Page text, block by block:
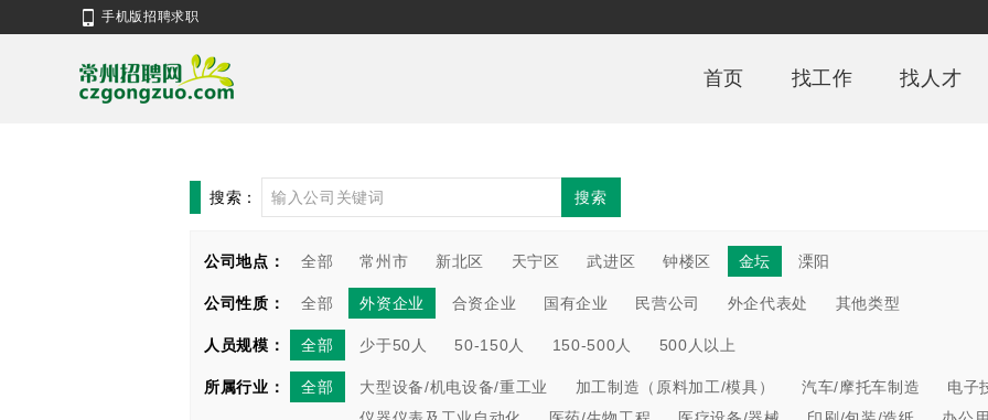
手机版招聘求职
首页 找工作 找人才
搜索： 搜索
公司地点： 全部 常州市 新北区 天宁区 武进区 钟楼区 金坛 溧阳
公司性质： 全部 外资企业 合资企业 国有企业 民营公司 外企代表处 其他类型
人员规模： 全部 少于50人 50-150人 150-500人 500人以上
所属行业： 全部 大型设备/机电设备/重工业 加工制造（原料加工/模具） 汽车/摩托车制造
电子